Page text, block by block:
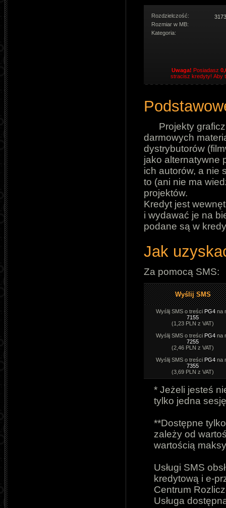
Rozdzielczość:
Rozmiar w MB:
Kategoria:
Uwaga! Posiadasz
stracisz kredyty! Aby
Projekty
darmowych
dystrybutorów
jako alternatywne
ich autorów, a nie
to (ani nie ma
projektów.
Kredyt jest
i wydawać je na
podane są w
Jak
Za pomocą SMS:
Wyślij SMS
Wyślij SMS o treści PG4 na
7155
(1,23 PLN z VAT)
Wyślij SMS o treści PG4 na
7255
(2,46 PLN z VAT)
Wyślij SMS o treści PG4 na
7355
(3,69 PLN z VAT)
* Jeżeli jesteś
tylko jedna
**Dostępne
zależy od
wartością
Usługi SMS
kredytową i e-
Centrum
Usługa